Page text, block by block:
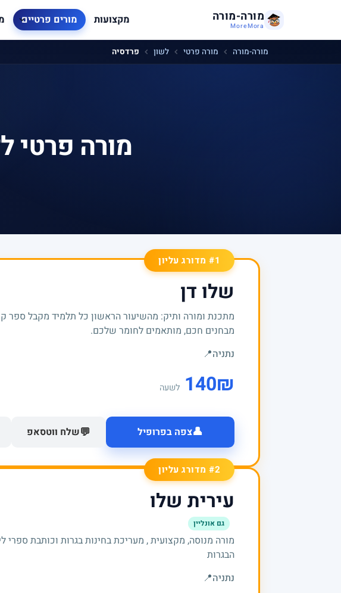
מורה-מורה
MoreMora מקצועות מורים פרטיים
מורה-מורה מורה פרטי לשון פרדסיה
מורה פרטי
#1 מדורג עליון
שלו דן
מתכנת ומורה ותיק: מהשיעור הראשון כל תלמיד מקבל ספר
מבחנים חכם, מותאמים לחומר שלכם.
נתניה📍
₪
140 לשעה
👤צפה בפרופיל 💬שלח ווטסאפ
#2 מדורג עליון
עירית שלו
גם אונליין
מורה מנוסה, מקצועית , מעריכת בחינות בגרות וכותבת ספרי
הבגרות
נתניה📍